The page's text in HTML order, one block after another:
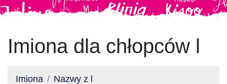
Imiona dla chłopców l
Imiona Nazwy z l